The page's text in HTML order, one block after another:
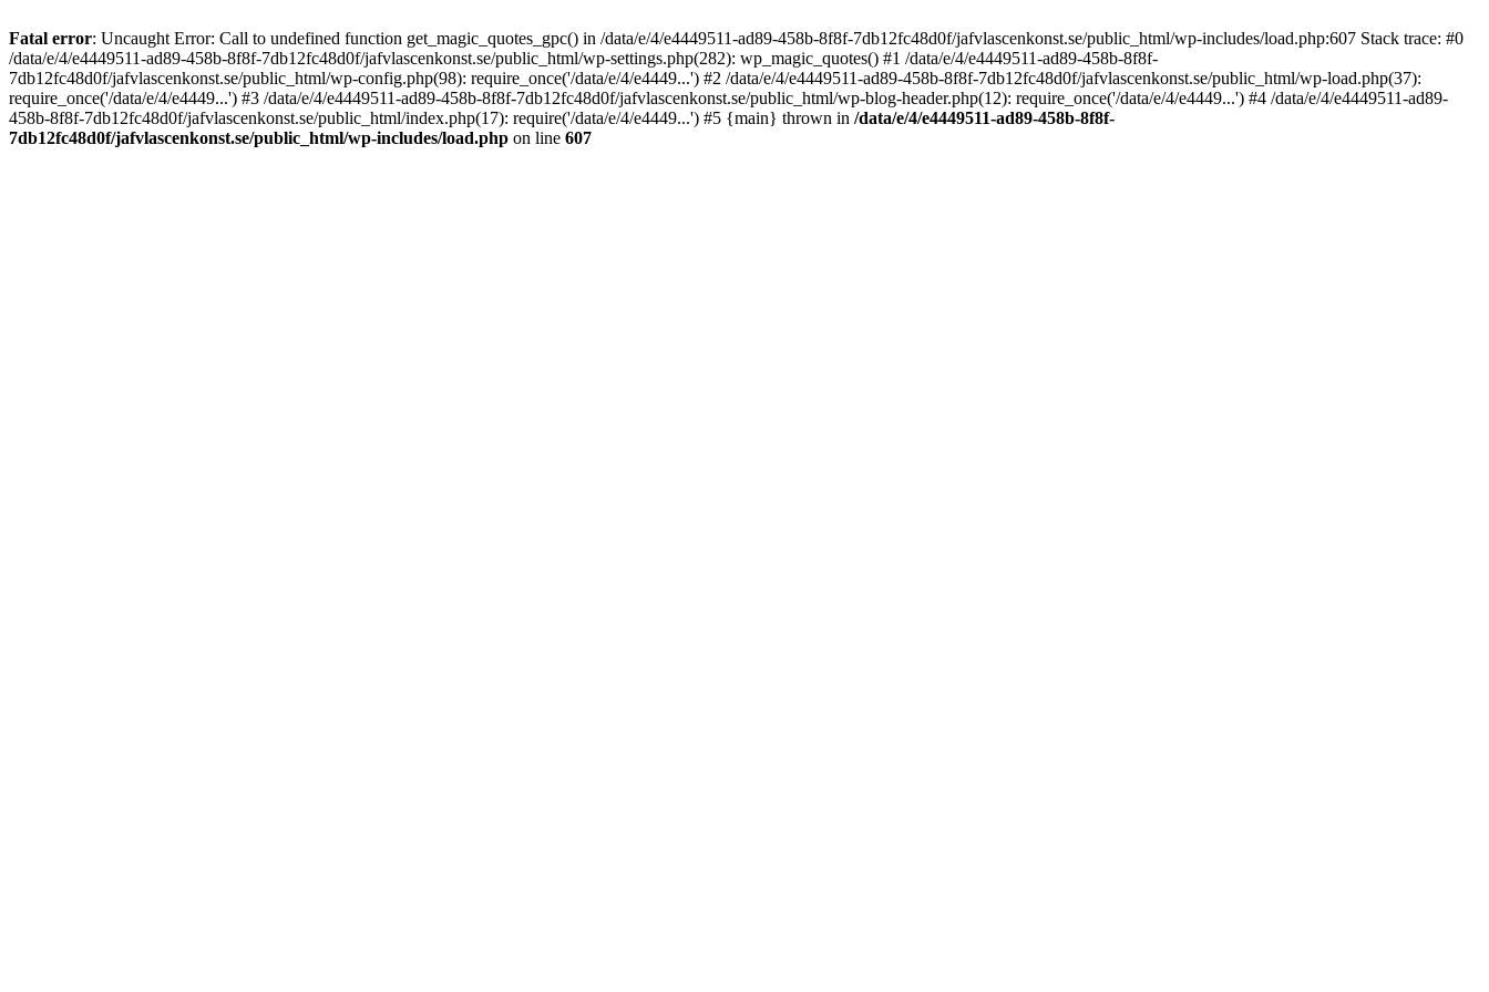
Fatal error: Uncaught Error: Call to undefined function get_magic_quotes_gpc() in /data/e/4/e4449511-ad89-458b-8f8f-7db12fc48d0f/jafvlascenkonst.se/public_html/wp-includes/load.php:607 Stack trace: #0
/data/e/4/e4449511-ad89-458b-8f8f-7db12fc48d0f/jafvlascenkonst.se/public_html/wp-settings.php(282): wp_magic_quotes() #1 /data/e/4/e4449511-ad89-458b-8f8f-
7db12fc48d0f/jafvlascenkonst.se/public_html/wp-config.php(98): require_once('/data/e/4/e4449...') #2 /data/e/4/e4449511-ad89-458b-8f8f-7db12fc48d0f/jafvlascenkonst.se/public_html/wp-load.php(37):
require_once('/data/e/4/e4449...') #3 /data/e/4/e4449511-ad89-458b-8f8f-7db12fc48d0f/jafvlascenkonst.se/public_html/wp-blog-header.php(12): require_once('/data/e/4/e4449...') #4 /data/e/4/e4449511-ad89-
458b-8f8f-7db12fc48d0f/jafvlascenkonst.se/public_html/index.php(17): require('/data/e/4/e4449...') #5 {main} thrown in /data/e/4/e4449511-ad89-458b-8f8f-
7db12fc48d0f/jafvlascenkonst.se/public_html/wp-includes/load.php on line 607